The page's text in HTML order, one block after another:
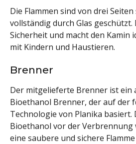
Die Flammen sind von drei
vollständig durch Glas geschützt.
Sicherheit und macht den Kamin
mit Kindern und Haustieren.
Brenner
Der mitgelieferte Brenner ist ein
Bioethanol Brenner, der auf der
Technologie von Planika basiert.
Bioethanol vor der
eine saubere und sichere